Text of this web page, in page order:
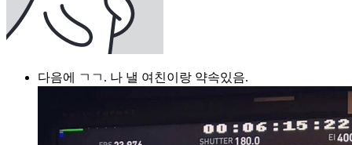
다음에 ㄱㄱ. 나 낼 여친이랑 약속있음.